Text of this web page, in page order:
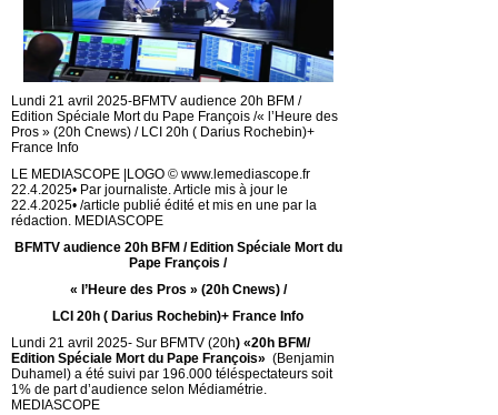
Lundi 21 avril 2025-BFMTV audience 20h BFM /
Edition Spéciale Mort du Pape François /« l’Heure des
Pros » (20h Cnews) / LCI 20h ( Darius Rochebin)+
France Info
LE MEDIASCOPE |LOGO © www.lemediascope.fr
22.4.2025• Par journaliste. Article mis à jour le
22.4.2025• /article publié édité et mis en une par la
rédaction. MEDIASCOPE
BFMTV audience 20h BFM / Edition Spéciale Mort du
Pape François /
« l’Heure des Pros » (20h Cnews) /
LCI 20h ( Darius Rochebin)+ France Info
Lundi 21 avril 2025- Sur BFMTV (20h) «20h BFM/
Edition Spéciale Mort du Pape François» (Benjamin
Duhamel) a été suivi par 196.000 téléspectateurs soit
1% de part d’audience selon Médiamétrie.
MEDIASCOPE